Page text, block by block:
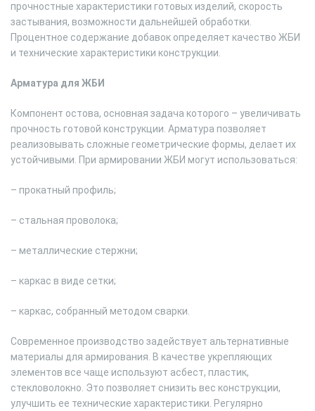
прочностные характеристики готовых изделий, скорость
застывания, возможности дальнейшей обработки.
Процентное содержание добавок определяет качество ЖБИ
и технические характеристики конструкции.
Арматура для ЖБИ
Компонент остова, основная задача которого – увеличивать
прочность готовой конструкции. Арматура позволяет
реализовывать сложные геометрические формы, делает их
устойчивыми. При армировании ЖБИ могут использоваться:
– прокатный профиль;
– стальная проволока;
– металлические стержни;
– каркас в виде сетки;
– каркас, собранный методом сварки.
Современное производство задействует альтернативные
материалы для армирования. В качестве укрепляющих
элементов все чаще используют асбест, пластик,
стекловолокно. Это позволяет снизить вес конструкции,
улучшить ее технические характеристики. Регулярно